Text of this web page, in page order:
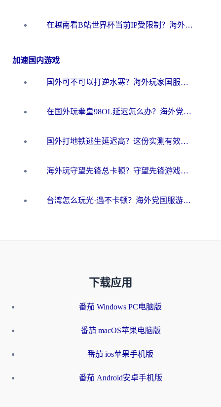
在越南看B站世界杯当前IP受限制？海外党体育观赛终极指南来了
加速国内游戏
国外可不可以打逆水寒？海外玩家国服畅玩终极指南（附漫威荒野乱斗加速方案）
在国外玩拳皇98OL延迟怎么办？海外党亲测有效的低延迟指南
国外打地铁逃生延迟高？这份实测有效的低延迟指南帮你吃鸡
海外玩守望先锋总卡顿？守望先锋游戏加速器在哪里买&避坑指南（附欧洲非洲游戏实测）
台湾怎么玩光·遇不卡顿？海外党国服游戏加速终极攻略（附实测体验）
下载应用
番茄 Windows PC电脑版
番茄 macOS苹果电脑版
番茄 ios苹果手机版
番茄 Android安卓手机版